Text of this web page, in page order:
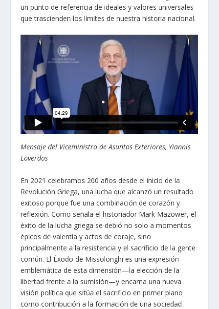
un punto de referencia de ideales y valores universales
que trascienden los límites de nuestra historia nacional.
Mensaje del Viceministro de Asuntos Exteriores, Yiannis
Loverdos
En 2021 celebramos 200 años desde el inicio de la
Revolución Griega, una lucha que alcanzó un resultado
exitoso porque fue una combinación de corazón y
reflexión. Como señala el historiador Mark Mazower, el
éxito de la lucha griega se debió no solo a momentos
épicos de valentía y actos de coraje, sino
principalmente a la resistencia y el sacrificio de la gente
común. El Éxodo de Missolonghi es una expresión
emblemática de esta dimensión—la elección de la
libertad frente a la sumisión—y encarna una nueva
visión política que sitúa el sacrificio en primer plano
como contribución a la formación de una sociedad